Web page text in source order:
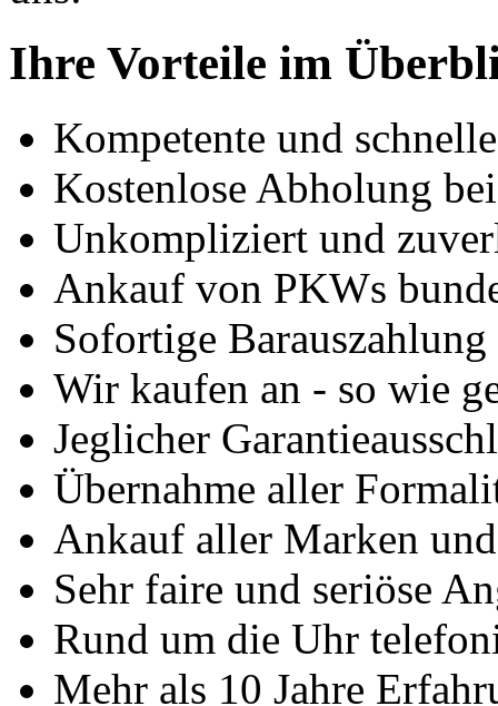
Ihre Vorteile im
Kompetente und
Kostenlose Abholung
Unkompliziert und
Ankauf von PKWs
Sofortige
Wir kaufen an - so wie
Jeglicher
Übernahme aller
Ankauf aller Marken
Sehr faire und seriöse
Rund um die Uhr
Mehr als 10 Jahre